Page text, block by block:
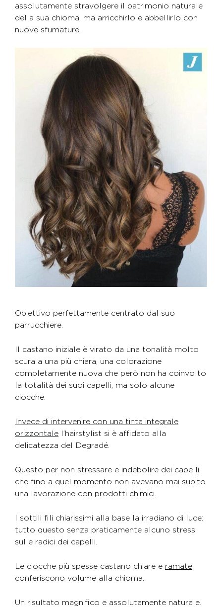
assolutamente stravolgere il patrimonio naturale
della sua chioma, ma arricchirlo e abbellirlo con
nuove sfumature.
Obiettivo perfettamente centrato dal suo
parrucchiere.
Il castano iniziale è virato da una tonalità molto
scura a una più chiara, una colorazione
completamente nuova che però non ha coinvolto
la totalità dei suoi capelli, ma solo alcune
ciocche.
Invece di intervenire con una tinta integrale
orizzontale l’hairstylist si è affidato alla
delicatezza del Degradé.
Questo per non stressare e indebolire dei capelli
che fino a quel momento non avevano mai subito
una lavorazione con prodotti chimici.
I sottili fili chiarissimi alla base la irradiano di luce:
tutto questo senza praticamente alcuno stress
sulle radici dei capelli.
Le ciocche più spesse castano chiare e ramate
conferiscono volume alla chioma.
Un risultato magnifico e assolutamente naturale.